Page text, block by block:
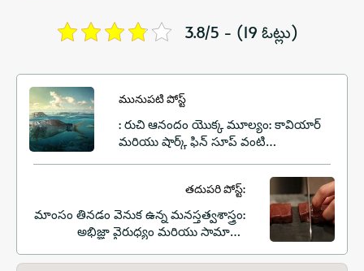
3.8/5 - (19 ఓట్లు)
మునుపటి పోస్ట్
: రుచి ఆనందం యొక్క మూల్యం: కావియార్
మరియు షార్క్ ఫిన్ సూప్ వంటి
వినియోగించడం వల్ల కలిగే నైతిక చిక్కులు
తదుపరి పోస్ట్:
మాంసం తినడం వెనుక ఉన్న మనస్తత్వశాస్త్రం:
అభిజ్ఞా వైరుధ్యం మరియు సామాజిక